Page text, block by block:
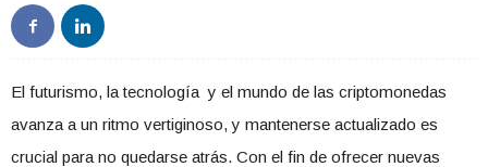
El futurismo, la tecnología y el mundo de las criptomonedas
avanza a un ritmo vertiginoso, y mantenerse actualizado es
crucial para no quedarse atrás. Con el fin de ofrecer nuevas